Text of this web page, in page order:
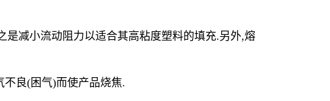
减小流动阻力以适合其高粘度塑料的填充.另外,熔
良(困气)而使产品烧焦.